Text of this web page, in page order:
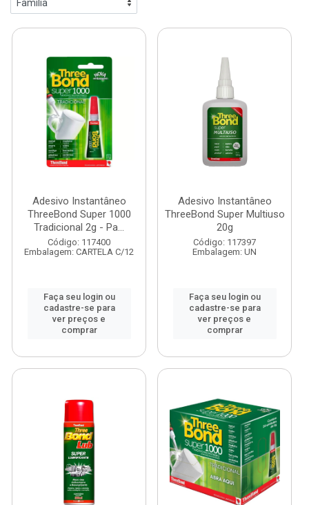
Adesivo Instantâneo
ThreeBond Super 1000
Tradicional 2g - Pa...
Código: 117400
Embalagem: CARTELA C/12
Faça seu login ou
cadastre-se para
ver preços e
comprar
Adesivo Instantâneo
ThreeBond Super Multiuso
20g
Código: 117397
Embalagem: UN
Faça seu login ou
cadastre-se para
ver preços e
comprar